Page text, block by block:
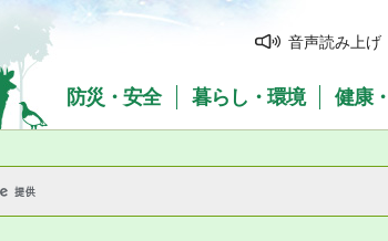
Prefecture
音声読み上げ
防災・安全 暮らし・環境 健康